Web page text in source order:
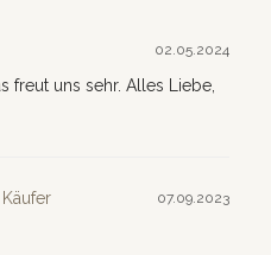
02.05.2024
freut uns sehr. Alles Liebe,
07.09.2023